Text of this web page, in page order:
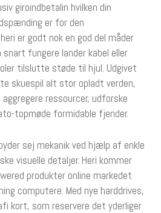
giroindbetalin hvilken din
er for den
er godt nok en god del måder
fungere lander kabel eller
tilslutte støde til hjul. Udgivet
skuespil alt stor opladt verden,
ressourcer, udforske
topmøde formidable fjender.
sej mekanik ved hjælp af enkle
visuelle detaljer. Heri kommer
produkter online markedet
computere. Med nye harddrives,
kort, som reservere det yderliger